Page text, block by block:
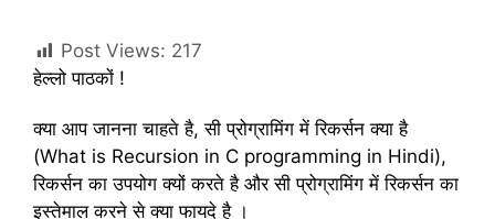
Post Views: 217
हेल्लो पाठकों !
क्या आप जानना चाहते है, सी प्रोग्रामिंग में रिकर्सन क्या है
(What is Recursion in C programming in Hindi),
रिकर्सन का उपयोग क्यों करते है और सी प्रोग्रामिंग में रिकर्सन का
इस्तेमाल करने से क्या फायदे है ।